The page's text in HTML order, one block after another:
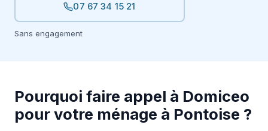
07 67 34 15 21
Sans engagement
Pourquoi faire appel à Domiceo
pour votre ménage à Pontoise ?